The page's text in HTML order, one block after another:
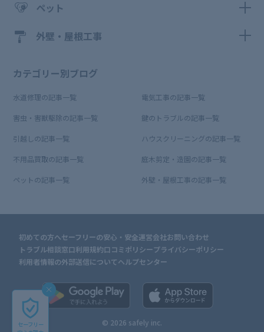
セーフリー
ペット
外壁・屋根工事
カテゴリー別ブログ
水道修理の記事一覧 電気工事の記事一覧
害虫・害獣駆除の記事一覧 鍵のトラブルの記事一覧
引越しの記事一覧 ハウスクリーニングの記事一覧
不用品買取の記事一覧 庭木剪定・造園の記事一覧
ペットの記事一覧 外壁・屋根工事の記事一覧
初めての方へセーフリーの安心・安全運営会社お問い合わせ
トラブル相談窓口利用規約口コミポリシープライバシーポリシー
利用者情報の外部送信についてヘルプセンター
© 2026 safely inc.